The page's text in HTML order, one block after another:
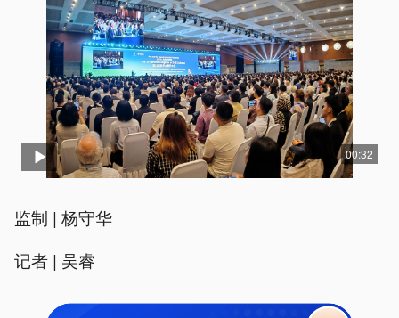
00:32
监制 | 杨守华
记者 | 吴睿